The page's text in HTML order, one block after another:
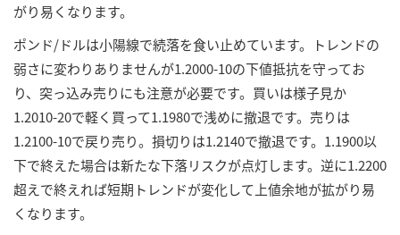
がり易くなります。
ポンド/ドルは小陽線で続落を食い止めています。トレンドの
弱さに変わりありませんが1.2000-10の下値抵抗を守ってお
り、突っ込み売りにも注意が必要です。買いは様子見か
1.2010-20で軽く買って1.1980で浅めに撤退です。売りは
1.2100-10で戻り売り。損切りは1.2140で撤退です。1.1900以
下で終えた場合は新たな下落リスクが点灯します。逆に1.2200
超えで終えれば短期トレンドが変化して上値余地が拡がり易
くなります。